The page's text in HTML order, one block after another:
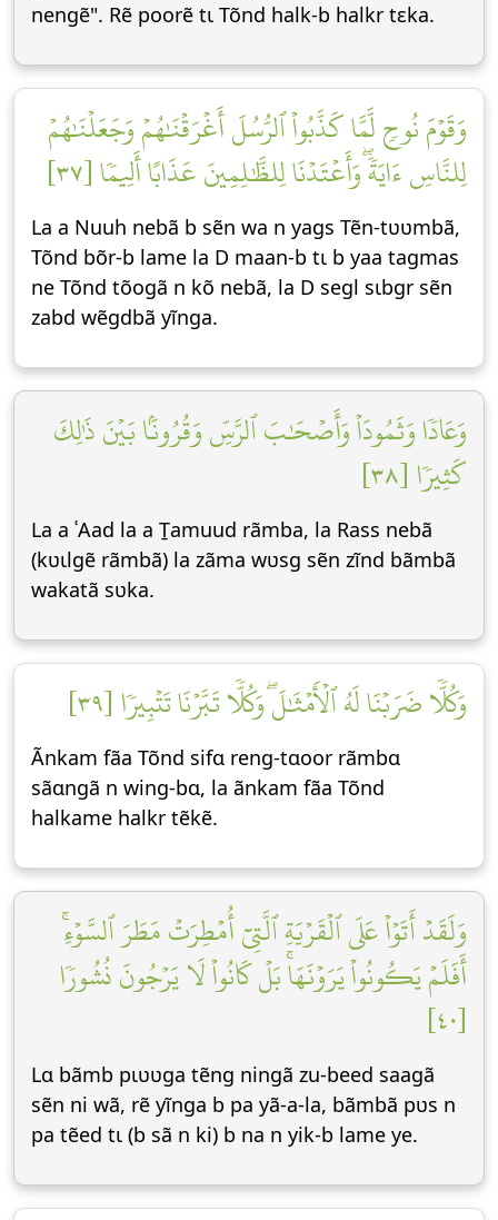
nengẽ". Rẽ poorẽ tɩ Tõnd halk-b halkr tεka.
وَقَوۡمَ نُوحٖ لَّمَّا كَذَّبُواْ ٱلرُّسُلَ أَغۡرَقۡنَٰهُمۡ وَجَعَلۡنَٰهُمۡ
لِلنَّاسِ ءَايَةٗۖ وَأَعۡتَدۡنَا لِلظَّٰلِمِينَ عَذَابًا أَلِيمٗا [٣٧]
La a Nuuh nebã b sẽn wa n yags Tẽn-tʋʋmbã,
Tõnd bõr-b lame la D maan-b tɩ b yaa tagmas
ne Tõnd tõogã n kõ nebã, la D segl sɩbgr sẽn
zabd wẽgdbã yĩnga.
وَعَادٗا وَثَمُودَاْ وَأَصۡحَٰبَ ٱلرَّسِّ وَقُرُونَۢا بَيۡنَ ذَٰلِكَ
كَثِيرٗا [٣٨]
La a ʿAad la a Ṯamuud rãmba, la Rass nebã
(kʋɩlgẽ rãmbã) la zãma wʋsg sẽn zĩnd bãmbã
wakatã sʋka.
وَكُلّٗا ضَرَبۡنَا لَهُ ٱلۡأَمۡثَٰلَۖ وَكُلّٗا تَبَّرۡنَا تَتۡبِيرٗا [٣٩]
Ãnkam fãa Tõnd sifɑ reng-tɑoor rãmbɑ
sãɑngã n wing-bɑ, la ãnkam fãa Tõnd
halkame halkr tẽkẽ.
وَلَقَدۡ أَتَوۡاْ عَلَى ٱلۡقَرۡيَةِ ٱلَّتِيٓ أُمۡطِرَتۡ مَطَرَ ٱلسَّوۡءِۚ
أَفَلَمۡ يَكُونُواْ يَرَوۡنَهَاۚ بَلۡ كَانُواْ لَا يَرۡجُونَ نُشُورٗا
[٤٠]
Lɑ bãmb pɩʋʋga tẽng ningã zu-beed saagã
sẽn ni wã, rẽ yĩnga b pa yã-a-la, bãmbã pʋs n
pa tẽed tɩ (b sã n ki) b na n yik-b lame ye.